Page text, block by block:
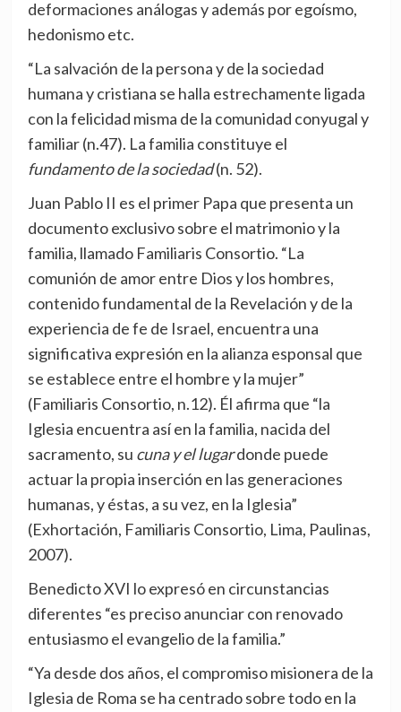
deformaciones análogas y además por egoísmo,
hedonismo etc.
“La salvación de la persona y de la sociedad
humana y cristiana se halla estrechamente ligada
con la felicidad misma de la comunidad conyugal y
familiar (n.47). La familia constituye el
fundamento de la sociedad(n. 52).
Juan Pablo II es el primer Papa que presenta un
documento exclusivo sobre el matrimonio y la
familia, llamado Familiaris Consortio. “La
comunión de amor entre Dios y los hombres,
contenido fundamental de la Revelación y de la
experiencia de fe de Israel, encuentra una
significativa expresión en la alianza esponsal que
se establece entre el hombre y la mujer”
(Familiaris Consortio, n.12). Él afirma que “la
Iglesia encuentra así en la familia, nacida del
sacramento, su cuna y el lugardonde puede
actuar la propia inserción en las generaciones
humanas, y éstas, a su vez, en la Iglesia”
(Exhortación, Familiaris Consortio, Lima, Paulinas,
2007).
Benedicto XVI lo expresó en circunstancias
diferentes “es preciso anunciar con renovado
entusiasmo el evangelio de la familia.”
“Ya desde dos años, el compromiso misionera de la
Iglesia de Roma se ha centrado sobre todo en la